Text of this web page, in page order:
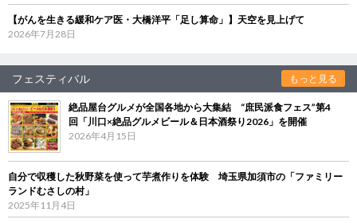
【がんを生きる緩和ケア医・大橋洋平「足し算命」】天空を見上げて
2026年7月28日
フェスティバル もっと見る
絶品屋台グルメが全国各地から大集結 “庶民派食フェス”第4
回「川口×絶品グルメビール＆日本酒祭り2026」を開催
2026年4月15日
自分で収穫した秋野菜を使って芋煮作りを体験 埼玉県加須市の「ファミリー
ランドむさしの村」
2025年11月4日